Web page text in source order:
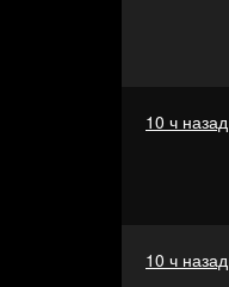
10 ч назад
10 ч назад